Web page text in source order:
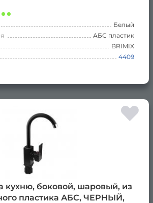
Белый
АБС пластик
BRIMIX
4409
кухню, боковой, шаровый, из
пластика АБС, ЧЕРНЫЙ,